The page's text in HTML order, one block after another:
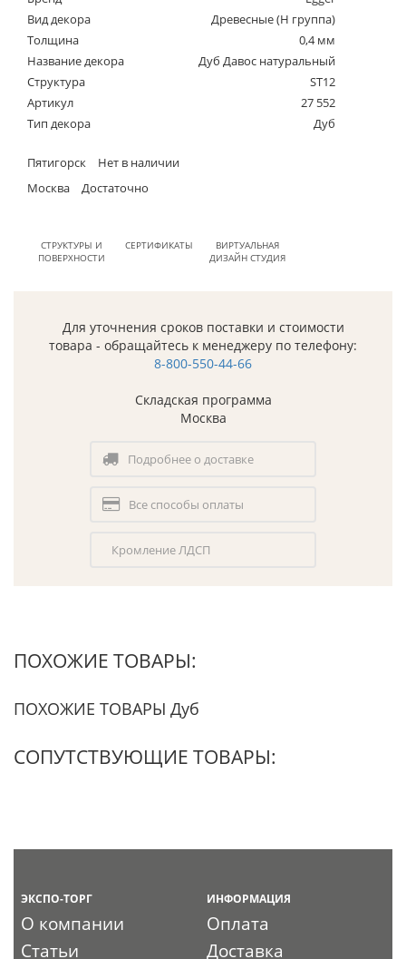
Вид декора
Древесные (Н группа)
Толщина
0,4 мм
Название декора
Дуб Давос натуральный
Структура
ST12
Артикул
27 552
Тип декора
Дуб
Пятигорск
Нет в наличии
Москва
Достаточно
СТРУКТУРЫ И
ПОВЕРХНОСТИ
СЕРТИФИКАТЫ
ВИРТУАЛЬНАЯ
ДИЗАЙН СТУДИЯ
Для уточнения сроков поставки и стоимости
товара - обращайтесь к менеджеру по телефону:
8-800-550-44-66
Складская программа
Москва
Подробнее о доставке
Все способы оплаты
Кромление ЛДСП
ПОХОЖИЕ ТОВАРЫ:
ПОХОЖИЕ ТОВАРЫ Дуб
СОПУТСТВУЮЩИЕ ТОВАРЫ:
ЭКСПО-ТОРГ
О компании
Статьи
ИНФОРМАЦИЯ
Оплата
Доставка